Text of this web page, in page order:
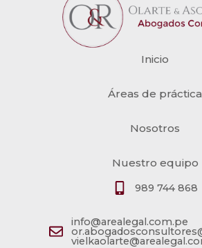
Inicio
Áreas de práctica
Nosotros
Nuestro equipo
989 744 868
info@arealegal.com.pe